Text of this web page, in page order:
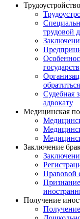
трудовой
государств
Судебная
адвокату
Медицинская
Заключение
Правовой
Получение